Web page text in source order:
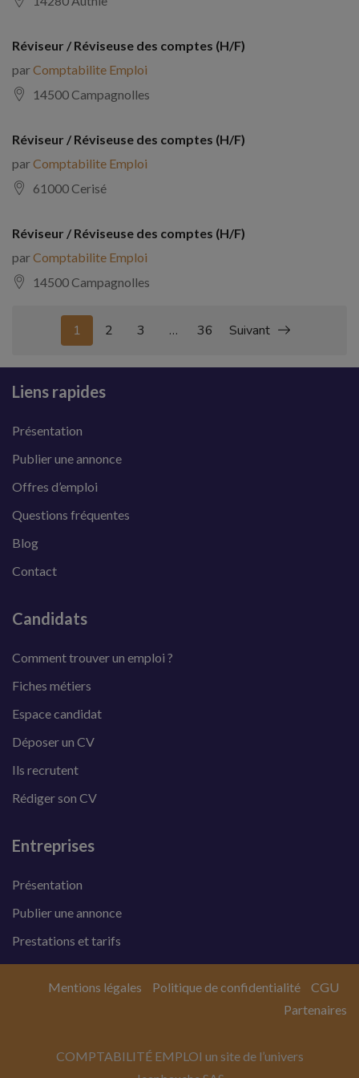
Réviseur / Réviseuse des comptes (H/F)
parComptabilite Emploi
14500 Campagnolles
Réviseur / Réviseuse des comptes (H/F)
parComptabilite Emploi
61000 Cerisé
Réviseur / Réviseuse des comptes (H/F)
parComptabilite Emploi
14500 Campagnolles
1 2 3 … 36 Suivant
Liens rapides
Présentation
Publier une annonce
Offres d’emploi
Questions fréquentes
Blog
Contact
Candidats
Comment trouver un emploi ?
Fiches métiers
Espace candidat
Déposer un CV
Ils recrutent
Rédiger son CV
Entreprises
Présentation
Publier une annonce
Prestations et tarifs
COMPTABILITÉ EMPLOI un site de l’univers
Mentions légales Politique de confidentialité
CGU
Partenaires